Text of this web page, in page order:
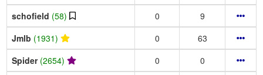
schofield (58) 0
9
Jmlb (1931) 0
63
Spider (2654) 0 0